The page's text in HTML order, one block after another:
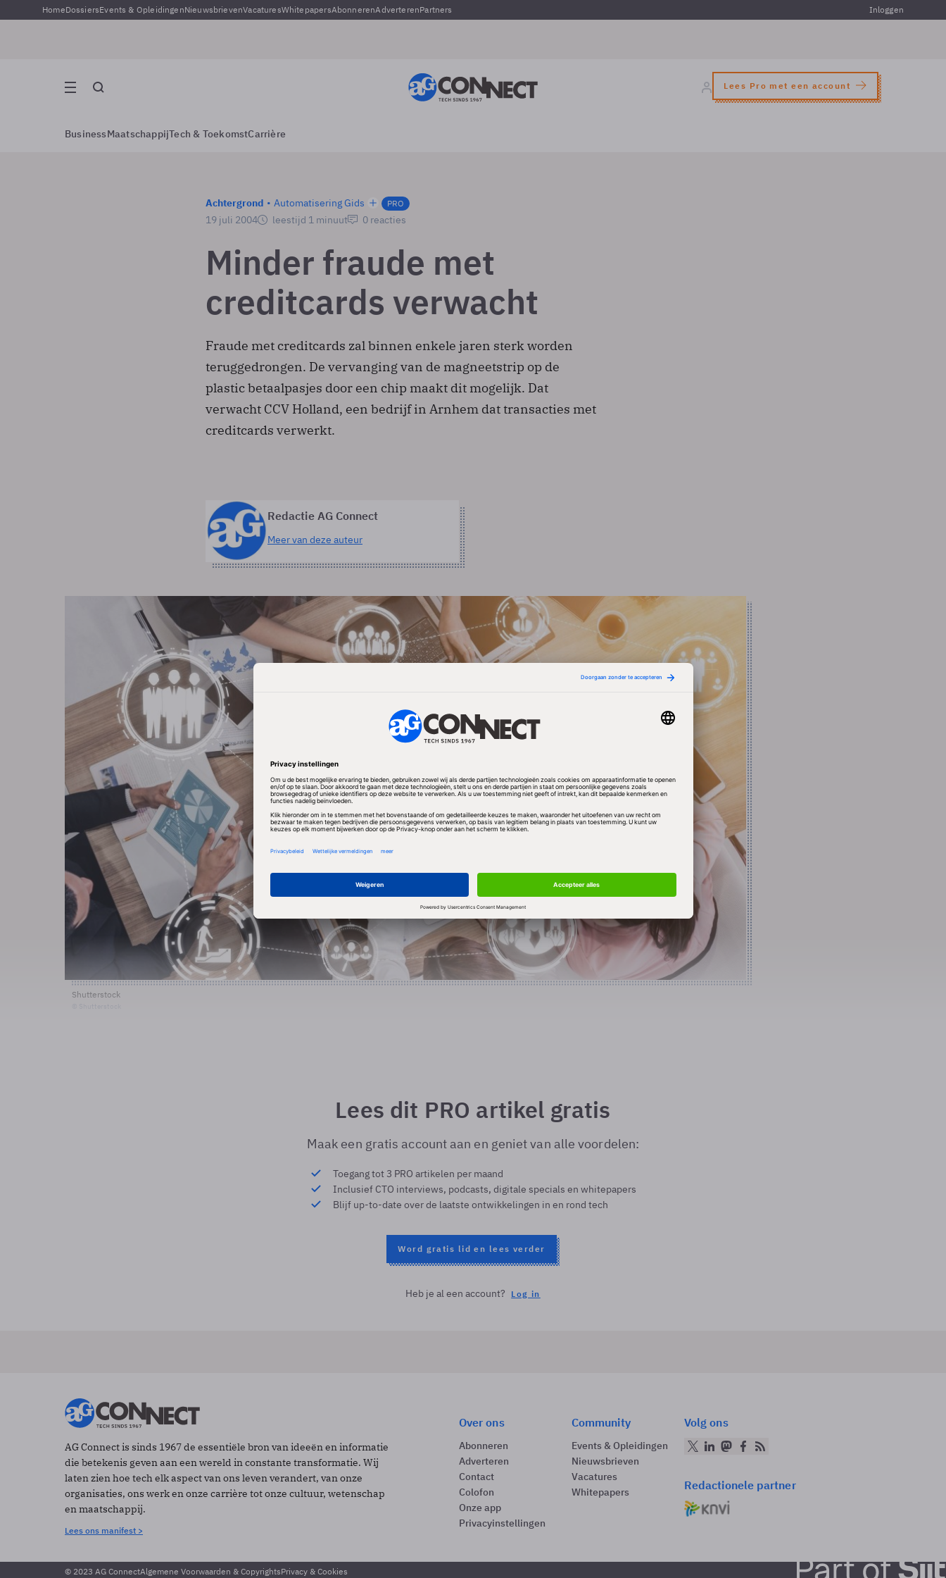
HomeDossiersEvents & OpleidingenNieuwsbrievenVacaturesWhitepapersAbonnerenAdverterenPartners Inloggen
Lees Pro met een account
BusinessMaatschappijTech & ToekomstCarrière
Achtergrond Automatisering Gids PRO
19 juli 2004 leestijd 1 minuut 0 reacties
Minder fraude met
creditcards verwacht
Fraude met creditcards zal binnen enkele jaren sterk worden
teruggedrongen. De vervanging van de magneetstrip op de
plastic betaalpasjes door een chip maakt dit mogelijk. Dat
verwacht CCV Holland, een bedrijf in Arnhem dat transacties met
creditcards verwerkt.
Redactie AG Connect
Meer van deze auteur
Shutterstock
Lees dit PRO artikel gratis
Maak een gratis account aan en geniet van alle voordelen:
Toegang tot 3 PRO artikelen per maand
Inclusief CTO interviews, podcasts, digitale specials en whitepapers
Blijf up-to-date over de laatste ontwikkelingen in en rond tech
Word gratis lid en lees verder
Heb je al een account? Log in
AG Connect is sinds 1967 de essentiële bron van ideeën en informatie
die betekenis geven aan een wereld in constante transformatie. Wij
laten zien hoe tech elk aspect van ons leven verandert, van onze
organisaties, ons werk en onze carrière tot onze cultuur, wetenschap
en maatschappij.
Lees ons manifest >
Over ons
Abonneren
Adverteren
Contact
Colofon
Onze app
Privacyinstellingen
Community
Events & Opleidingen
Nieuwsbrieven
Vacatures
Whitepapers
Volg ons
Redactionele partner
© 2023 AG ConnectAlgemene Voorwaarden & CopyrightsPrivacy & Cookies